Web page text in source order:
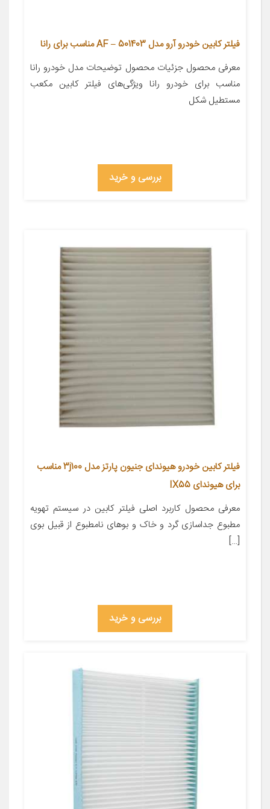
فیلتر کابین خودرو آرو مدل AF – 501403 مناسب برای رانا
معرفی محصول جزئیات محصول توضیحات مدل خودرو رانا
مناسب برای خودرو رانا ویژگی‌های فیلتر کابین مکعب
مستطیل شکل
بررسی و خرید
فیلتر کابین خودرو هیوندای جنیون پارتز مدل 3j100 مناسب
برای هیوندای IX55
معرفی محصول کاربرد اصلی فیلتر کابین در سیستم تهویه
مطبوع جداسازی گرد و خاک و بوهای نامطبوع از قبیل بوی
[…]
بررسی و خرید